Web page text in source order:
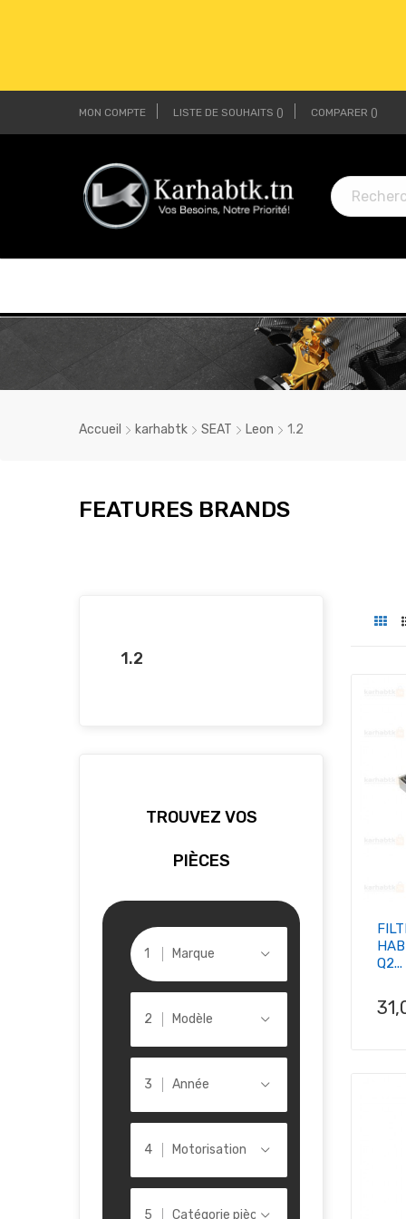
MON COMPTE LISTE DE SOUHAITS COMPARER
Accueil karhabtk SEAT Leon 1.2
FEATURES BRANDS
1.2
TROUVEZ VOS
PIÈCES
Marque
Modèle
Année
Motorisation
Catégorie pièce
Q2...